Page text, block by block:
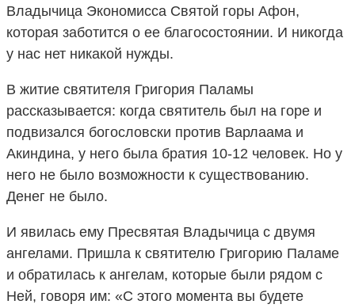
Владычица Экономисса Святой горы Афон,
которая заботится о ее благосостоянии. И никогда
у нас нет никакой нужды.
В житие святителя Григория Паламы
рассказывается: когда святитель был на горе и
подвизался богословски против Варлаама и
Акиндина, у него была братия 10-12 человек. Но у
него не было возможности к существованию.
Денег не было.
И явилась ему Пресвятая Владычица с двумя
ангелами. Пришла к святителю Григорию Паламе
и обратилась к ангелам, которые были рядом с
Ней, говоря им: «С этого момента вы будете